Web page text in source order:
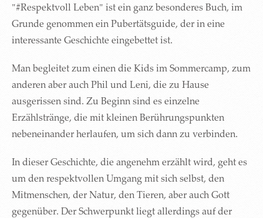
"#Respektvoll Leben" ist ein ganz besonderes Buch, im
Grunde genommen ein Pubertätsguide, der in eine
interessante Geschichte eingebettet ist.
Man begleitet zum einen die Kids im Sommercamp, zum
anderen aber auch Phil und Leni, die zu Hause
ausgerissen sind. Zu Beginn sind es einzelne
Erzählstränge, die mit kleinen Berührungspunkten
nebeneinander herlaufen, um sich dann zu verbinden.
In dieser Geschichte, die angenehm erzählt wird, geht es
um den respektvollen Umgang mit sich selbst, den
Mitmenschen, der Natur, den Tieren, aber auch Gott
gegenüber. Der Schwerpunkt liegt allerdings auf der